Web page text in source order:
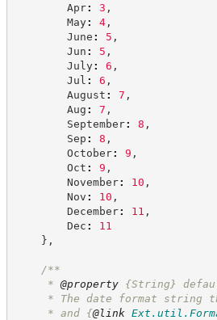
Apr: 3 ,
May: 4,
June : 5 ,
Jun : 5 ,
July: 6 ,
Jul : 6 ,
August : 7 ,
Aug : 7 ,
September: 8 ,
Sep : 8 ,
October: 9 ,
Oct : 9 ,
November: 10 ,
Nov : 10 ,
December: 11 ,
Dec :
11
} ,
/**
* @property {String}
* The date format string
* and {@link